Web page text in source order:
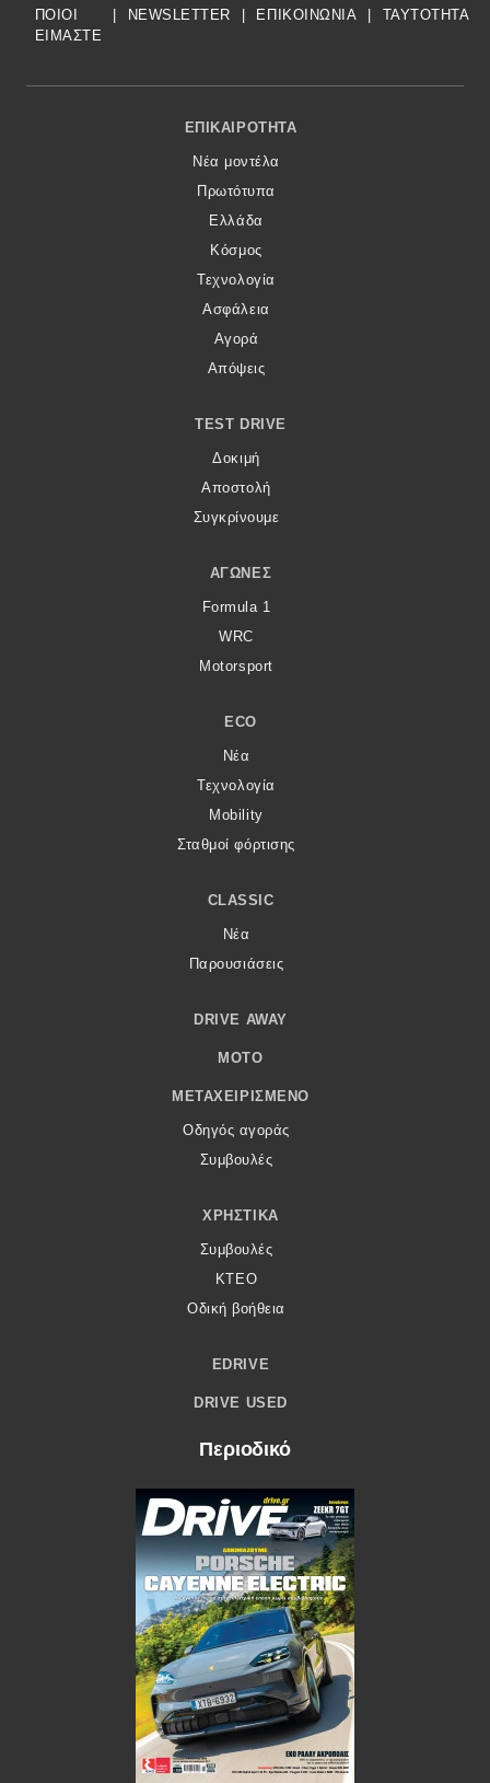
ΠΟΙΟΙ
ΕΙΜΑΣΤΕ
NEWSLETTER ΕΠΙΚΟΙΝΩΝΙΑ TAYTOTHTA
Footer Menu
ΕΠΙΚΑΙΡΌΤΗΤΑ
Νέα μοντέλα
Πρωτότυπα
Ελλάδα
Κόσμος
Τεχνολογία
Ασφάλεια
Αγορά
Απόψεις
TEST DRIVE
Δοκιμή
Αποστολή
Συγκρίνουμε
ΑΓΏΝΕΣ
Formula 1
WRC
Motorsport
ECO
Νέα
Τεχνολογία
Mobility
Σταθμοί φόρτισης
CLASSIC
Νέα
Παρουσιάσεις
DRIVE AWAY
MOTO
ΜΕΤΑΧΕΙΡΙΣΜΈΝΟ
Οδηγός αγοράς
Συμβουλές
ΧΡΗΣΤΙΚΆ
Συμβουλές
ΚΤΕΟ
Οδική βοήθεια
EDRIVE
DRIVE USED
Περιοδικό